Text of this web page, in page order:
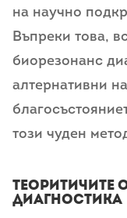
на научно
Въпреки това,
биорезонанс
алтернативни
този чуден
Теоритичите
диагностика